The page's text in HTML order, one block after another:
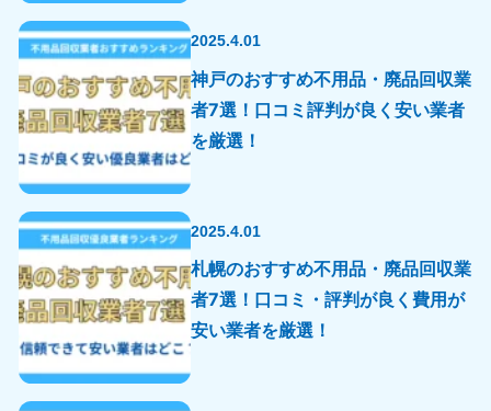
2025.4.01
神戸のおすすめ不用品・廃品回収業
者7選！口コミ評判が良く安い業者
を厳選！
2025.4.01
札幌のおすすめ不用品・廃品回収業
者7選！口コミ・評判が良く費用が
安い業者を厳選！